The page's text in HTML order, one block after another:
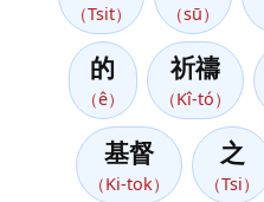
（Tsit） （sū）
的
（ê）
祈禱
（Kî-tó）
基督
（Ki-tok）
之
（Tsi）